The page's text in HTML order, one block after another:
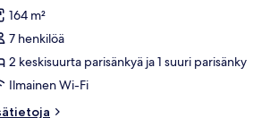
164 m²
7 henkilöä
2 keskisuurta parisänkyä ja 1 suuri parisänky
Ilmainen Wi-Fi